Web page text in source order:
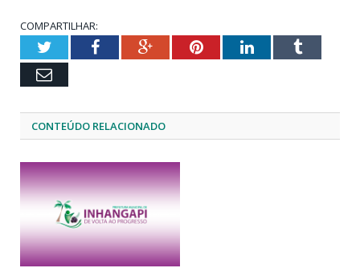
COMPARTILHAR:
TwitterFacebookGoogle+PinterestLinkedInTumblr
Email
CONTEÚDO RELACIONADO